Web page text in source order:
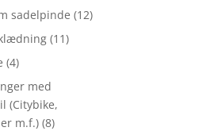
sadelpinde (12)
(11)
(4)
med
(Citybike,
m.f.) (8)